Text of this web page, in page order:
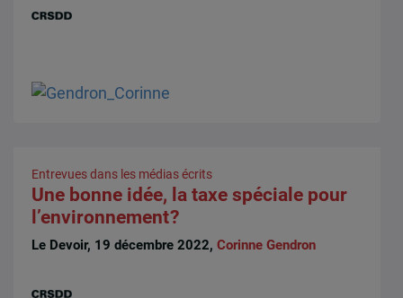
Entrevues dans les médias écrits
Une bonne idée, la taxe spéciale pour
l’environnement ?
Le Devoir, 19 décembre 2022,Corinne Gendron